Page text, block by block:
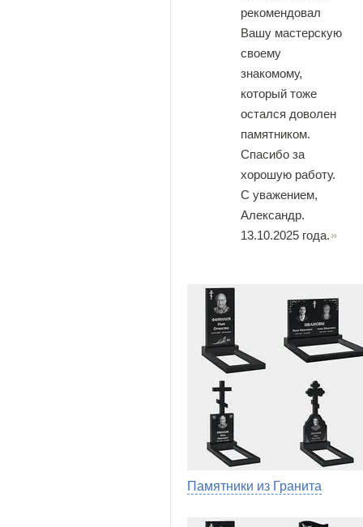
рекомендовал
Вашу мастерскую
своему
знакомому,
который тоже
остался доволен
памятником.
Спасибо за
хорошую работу.
С уважением,
Александр.
13.10.2025 года.
Памятники из Гранита